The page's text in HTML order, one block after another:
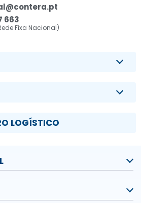
663
Fixa Nacional)
LOGÍSTICO